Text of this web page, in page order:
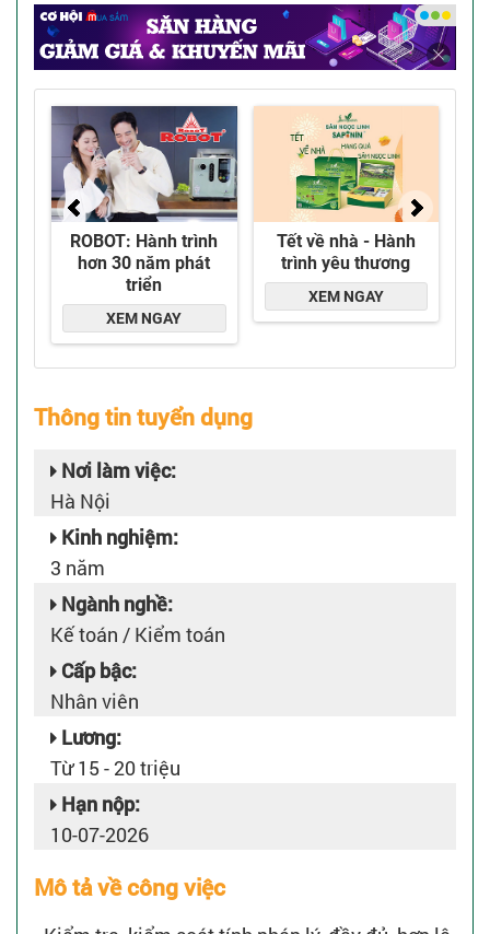
Thông tin tuyển dụng
Nơi làm việc:
Hà Nội
Kinh nghiệm:
3 năm
Ngành nghề:
Kế toán / Kiểm toán
Cấp bậc:
Nhân viên
Lương:
Từ 15 - 20 triệu
Hạn nộp:
10-07-2026
Mô tả về công việc